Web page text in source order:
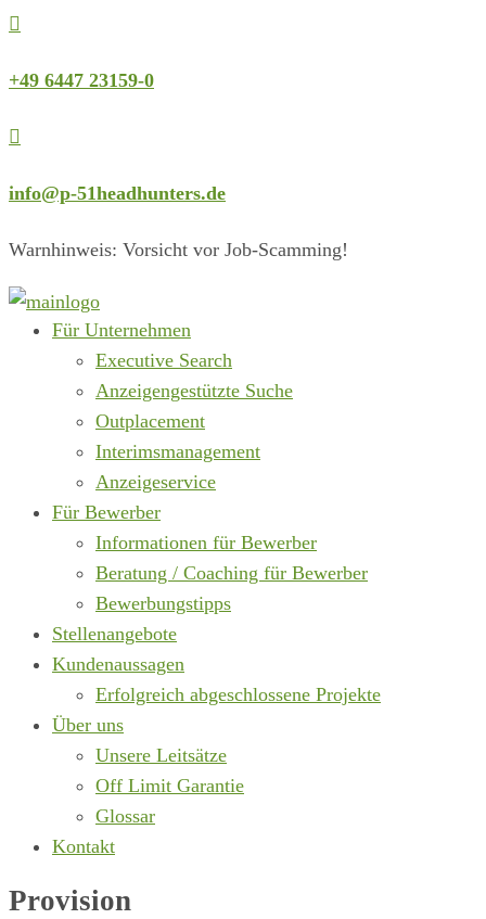

+49 6447 23159-0

info@p-51headhunters.de
Warnhinweis: Vorsicht vor Job-Scamming!
Für Unternehmen
Executive Search
Anzeigengestützte Suche
Outplacement
Interimsmanagement
Anzeigeservice
Für Bewerber
Informationen für Bewerber
Beratung / Coaching für Bewerber
Bewerbungstipps
Stellenangebote
Kundenaussagen
Erfolgreich abgeschlossene Projekte
Über uns
Unsere Leitsätze
Off Limit Garantie
Glossar
Kontakt
Provision